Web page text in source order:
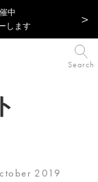
中
します
Search
2019